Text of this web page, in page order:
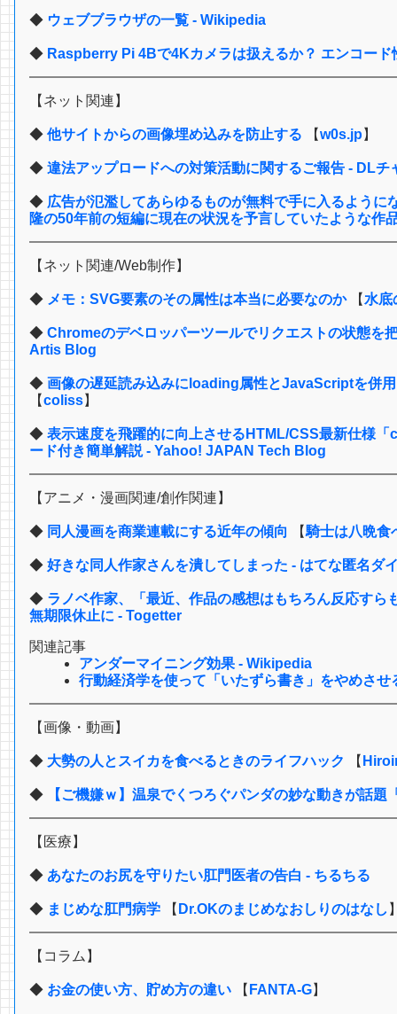
◆ ウェブブラウザの一覧 - Wikipedia
◆ Raspberry Pi 4Bで4Kカメラは扱えるか？ エンコード
【ネット関連】
◆ 他サイトからの画像埋め込みを防止する 【w0s.jp】
◆ 違法アップロードへの対策活動に関するご報告 - DLチ
◆ 広告が氾濫してあらゆるものが無料で手に入るよう
隆の50年前の短編に現在の状況を予言していたような作
【ネット関連/Web制作】
◆ メモ：SVG要素のその属性は本当に必要なのか【 水底
◆ Chromeのデベロッパーツールでリクエストの状態を
Artis Blog
◆ 画像の遅延読み込みにloading属性とJavaScriptを併
【coliss】
◆ 表示速度を飛躍的に向上させるHTML/CSS最新仕様
ード付き簡単解説 - Yahoo! JAPAN Tech Blog
【アニメ・漫画関連/創作関連】
◆ 同人漫画を商業連載にする近年の傾向 【騎士は八晩食
◆ 好きな同人作家さんを潰してしまった - はてな匿名ダ
◆ ラノベ作家、「最近、作品の感想はもちろん反応す
無期限休止に - Togetter
関連記事
アンダーマイニング効果 - Wikipedia
行動経済学を使って「いたずら書き」をやめさ
【画像・動画】
◆ 大勢の人とスイカを食べるときのライフハック 【
◆ 【ご機嫌ｗ】温泉でくつろぐパンダの妙な動きが話題
【医療】
◆ あなたのお尻を守りたい肛門医者の告白 - ちるちる
◆ まじめな肛門病学 【 Dr.OKのまじめなおしりのはなし
【コラム】
◆ お金の使い方、貯め方の違い 【 FANTA-G】